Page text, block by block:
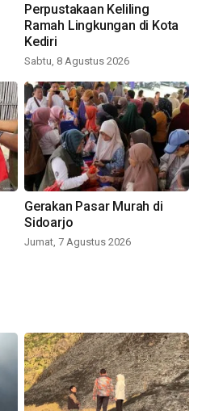
Perpustakaan Keliling
Ramah Lingkungan di Kota
Kediri
Sabtu, 8 Agustus 2026
Gerakan Pasar Murah di
Sidoarjo
Jumat, 7 Agustus 2026